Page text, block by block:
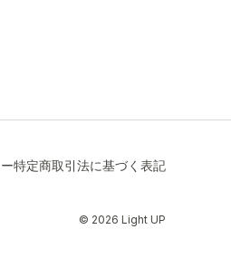
特定商取引法に基づく表記
© 2026 Light UP